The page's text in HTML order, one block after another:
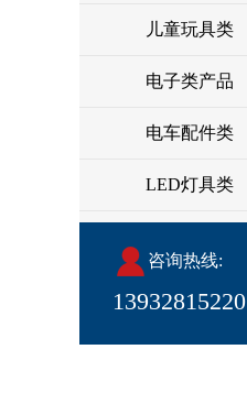
儿童玩具类
电子类产品
电车配件类
LED灯具类
咨询热线:
13932815220